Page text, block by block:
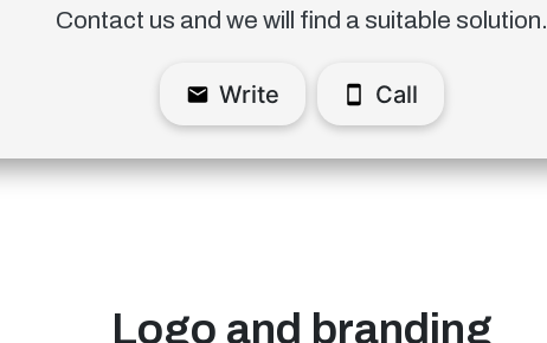
Contact us and we will find a suitable solution.
Write Call
Logo and branding